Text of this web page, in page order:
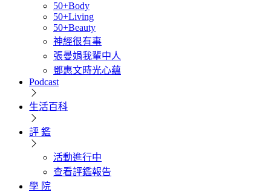
50+Body
50+Living
50+Beauty
神經很有事
張曼娟我輩中人
鄧惠文時光心蘊
Podcast
生活百科
評 鑑
活動進行中
查看評鑑報告
學 院